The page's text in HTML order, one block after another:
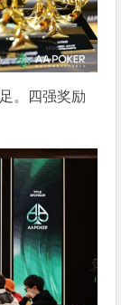
。四强奖励